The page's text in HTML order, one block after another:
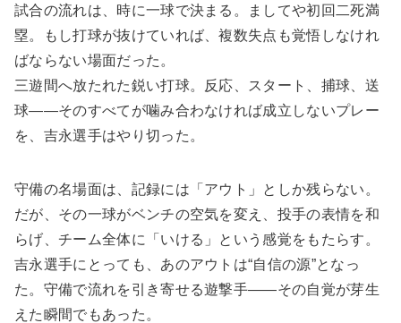
試合の流れは、時に一球で決まる。ましてや初回二死満
塁。もし打球が抜けていれば、複数失点も覚悟しなけれ
ばならない場面だった。
三遊間へ放たれた鋭い打球。反応、スタート、捕球、送
球――そのすべてが噛み合わなければ成立しないプレー
を、吉永選手はやり切った。
守備の名場面は、記録には「アウト」としか残らない。
だが、その一球がベンチの空気を変え、投手の表情を和
らげ、チーム全体に「いける」という感覚をもたらす。
吉永選手にとっても、あのアウトは“自信の源”となっ
た。守備で流れを引き寄せる遊撃手――その自覚が芽生
えた瞬間でもあった。